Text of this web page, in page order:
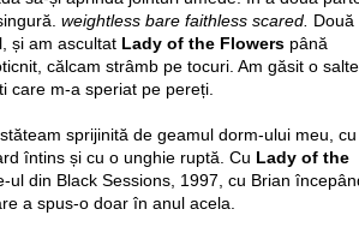
weightless bare faithless scared. Două
și am ascultat Lady of the Flowers până
călcam strâmb pe tocuri. Am găsit o
care m-a speriat pe pereți.
sprijinită de geamul dorm-ului meu, cu
întins și cu o unghie ruptă. Cu Lady of the
ul din Black Sessions, 1997, cu Brian
a spus-o doar în anul acela.